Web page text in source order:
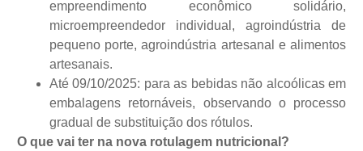
empreendimento econômico solidário,
microempreendedor individual, agroindústria de
pequeno porte, agroindústria artesanal e alimentos
artesanais.
Até 09/10/2025: para as bebidas não alcoólicas em
embalagens retornáveis, observando o processo
gradual de substituição dos rótulos.
O que vai ter na nova rotulagem nutricional?